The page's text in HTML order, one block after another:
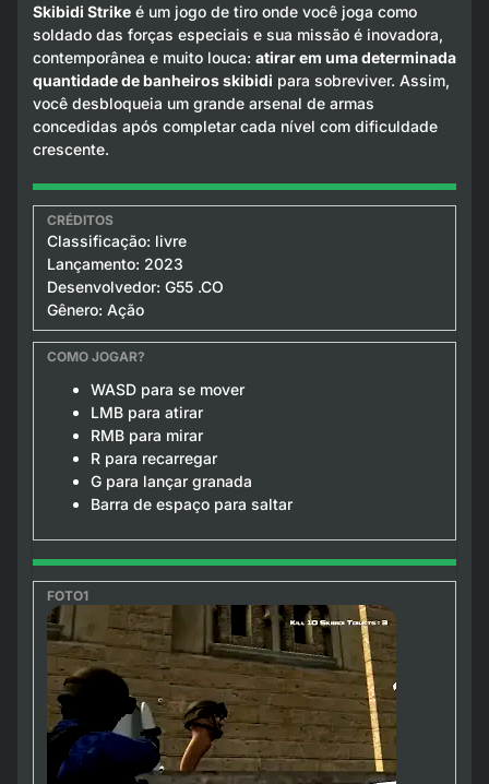
Skibidi Strikeé um jogo de tiro onde você joga como
soldado das forças especiais e sua missão é inovadora,
contemporânea e muito louca: atirar em uma determinada
quantidade de banheiros skibidi para sobreviver. Assim,
você desbloqueia um grande arsenal de armas
concedidas após completar cada nível com dificuldade
crescente.
Classificação: livre
Lançamento: 2023
Desenvolvedor: G55 .CO
Gênero: Ação
WASD para se mover
LMB para atirar
RMB para mirar
R para recarregar
G para lançar granada
Barra de espaço para saltar